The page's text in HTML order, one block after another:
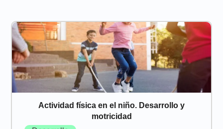
Actividad física en el niño. Desarrollo y
motricidad